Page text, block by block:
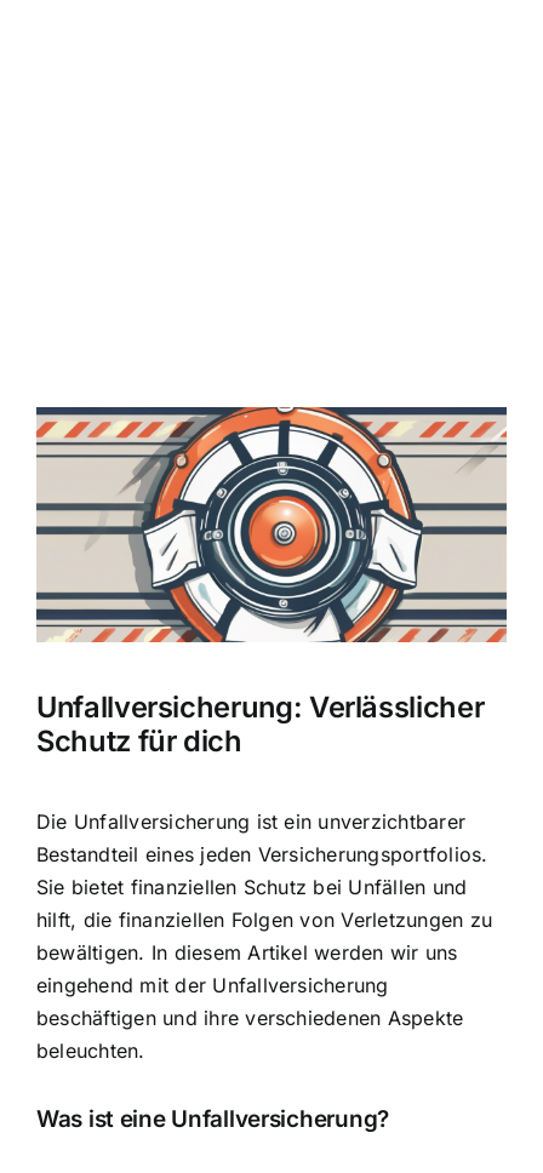
Berufsunfähigkeitsversicherung
Weitere Tarifvergleiche
Hilfe und Kontakt
Zeige
grösseres
Unfallversicherung: Verlässlicher
Schutz für dich
Die Unfallversicherung ist ein unverzichtbarer
Bestandteil eines jeden Versicherungsportfolios.
Sie bietet finanziellen Schutz bei Unfällen und
hilft, die finanziellen Folgen von Verletzungen zu
bewältigen. In diesem Artikel werden wir uns
eingehend mit der Unfallversicherung
beschäftigen und ihre verschiedenen Aspekte
beleuchten.
Was ist eine Unfallversicherung?